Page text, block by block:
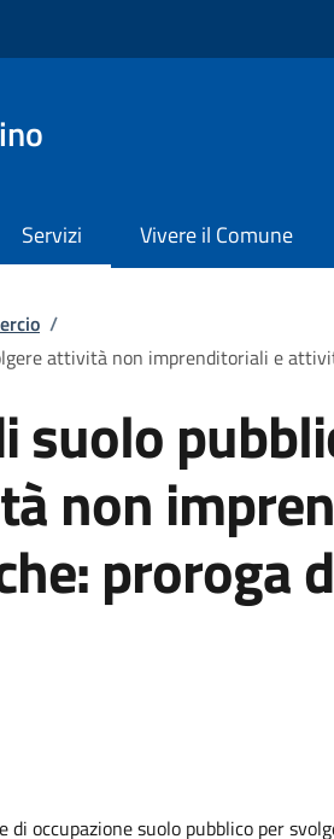
Servizi Vivere il Comune
/
attività non imprenditoriali e
suolo
non
proroga
di occupazione suolo pubblico per